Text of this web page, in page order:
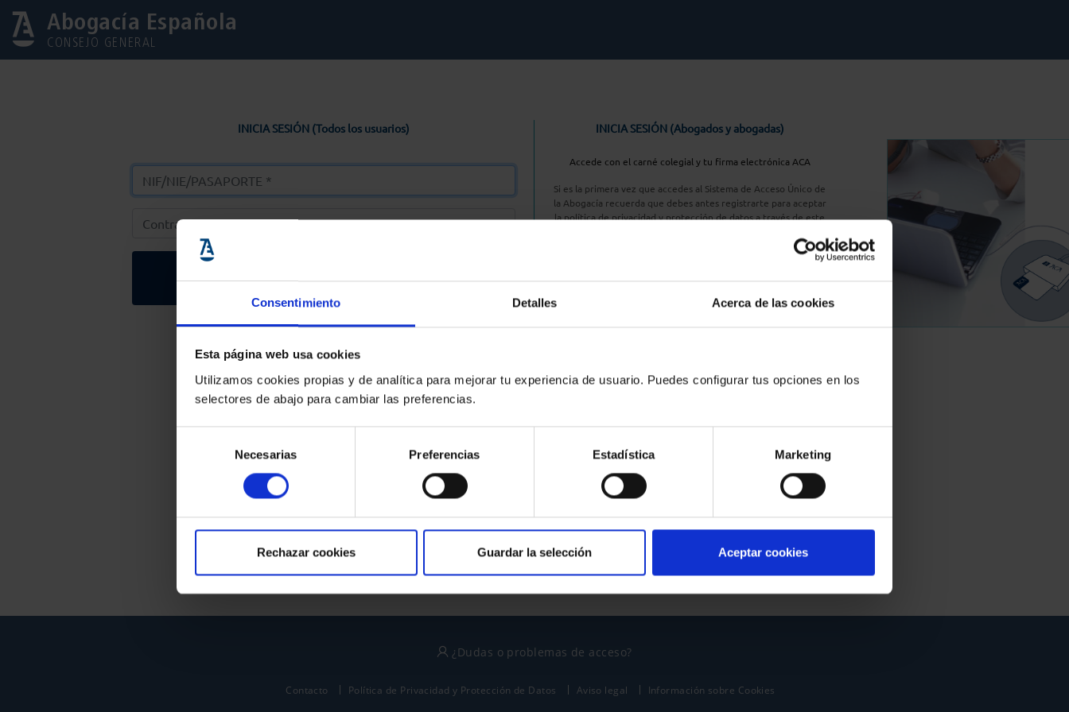
Consentimiento Detalles Acerca de las cookies
Esta página web usa cookies
Utilizamos cookies propias y de analítica para mejorar tu experiencia de usuario. Puedes configurar tus opciones en los
selectores de abajo para cambiar las preferencias.
consentimiento
Necesarias Preferencias Estadística Marketing
Rechazar cookies Guardar la selección Aceptar cookies
Abogacía Española
CONSEJO GENERAL
INICIA SESIÓN (Todos los usuarios)
Entrar
Solicitar Contraseña
INICIA SESIÓN (Abogados y abogadas)
Accede con el carné colegial y tu firma electrónica ACA
Si es la primera vez que accedes al Sistema de Acceso Único de
la Abogacía recuerda que debes antes registrarte para aceptar
la política de privacidad y protección de datos a través de este
Entrar con ACA Plus
¿No tienes cuenta?
política de privacidad
y términos del servicio
¿Dudas o problemas de acceso?
Contacto Política de Privacidad y Protección de Datos Aviso legal Información sobre Cookies